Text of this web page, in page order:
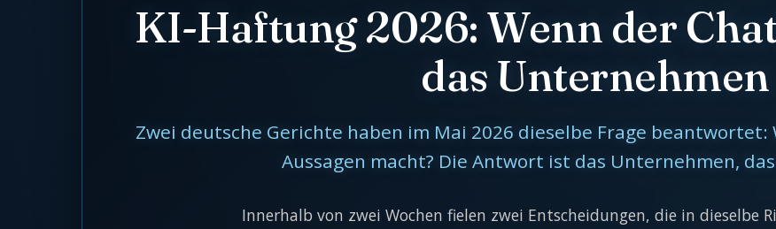
KI-Haftung 2026: Wenn der
das Unternehmen
Zwei deutsche Gerichte haben im Mai 2026 dieselbe Frage
Aussagen macht? Die Antwort ist das Unternehmen,
Innerhalb von zwei Wochen fielen zwei Entscheidungen, die in dieselbe